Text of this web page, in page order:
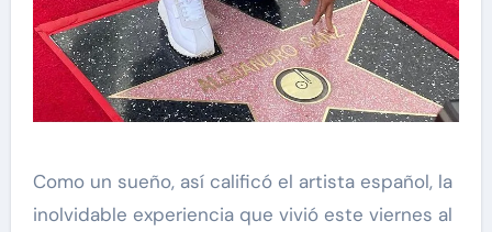
Como un sueño, así calificó el artista español, la
inolvidable experiencia que vivió este viernes al